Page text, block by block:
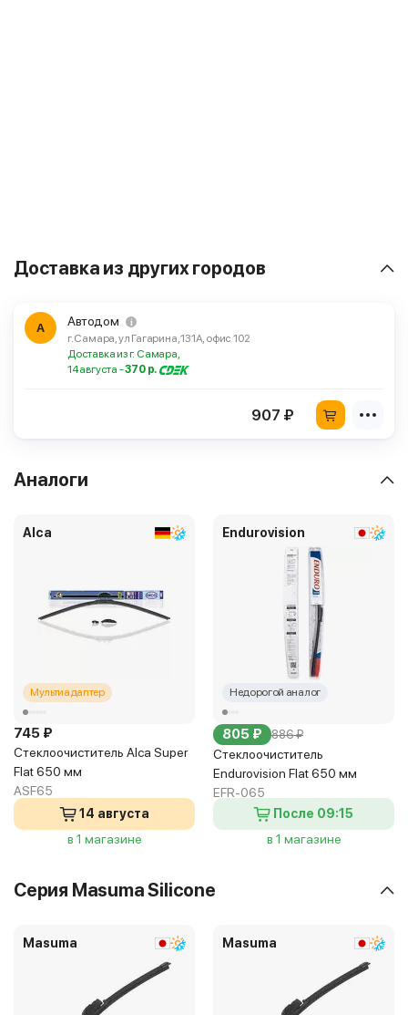
Доставка из других городов
А Автодом
г. Самара, ул Гагарина, 131А, офис 102
Доставка из г. Самара,
14 августа -370 р.
907 ₽
Аналоги
Alca
Мультиадаптер
745 ₽
Стеклоочиститель Alca Super
Flat 650 мм
ASF65
14 августа
в 1 магазине
Endurovision
Недорогой аналог
805 ₽ 886 ₽
Стеклоочиститель
Endurovision Flat 650 мм
EFR-065
После 09:15
в 1 магазине
Серия Masuma Silicone
Masuma Masuma